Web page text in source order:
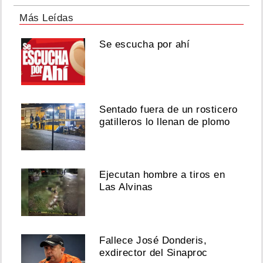
Mulino
rechaza
el
nuevo
concepto
de
Policía
Municipal:
se
tumbe
eso'
Agosto
2026
Más Leídas
Se escucha por ahí
Sentado fuera de un rosticero
gatilleros lo llenan de plomo
Ejecutan hombre a tiros en
Las Alvinas
Fallece José Donderis,
exdirector del Sinaproc